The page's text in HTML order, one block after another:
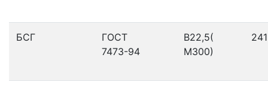
БСГ
ГОСТ
7473-94
В22,5(
М300)